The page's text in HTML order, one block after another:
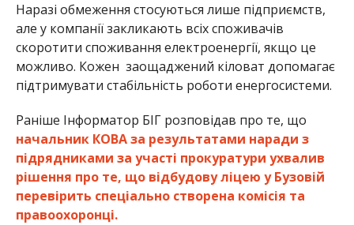
Наразі обмеження стосуються лише підприємств,
але у компанії закликають всіх споживачів
скоротити споживання електроенергії, якщо це
можливо. Кожен заощаджений кіловат допомагає
підтримувати стабільність роботи енергосистеми.
Раніше Інформатор БІГ розповідав про те, що
начальник КОВА за результатами наради з
підрядниками за участі прокуратури ухвалив
рішення про те, що відбудову ліцею у Бузовій
перевірить спеціально створена комісія та
правоохоронці.